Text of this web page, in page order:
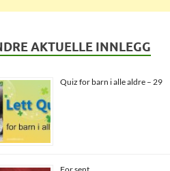
AKTUELLE INNLEGG
Quiz for barn i alle aldre – 29